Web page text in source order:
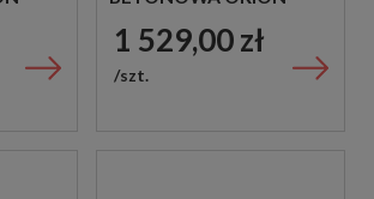
1 529,00 zł
szt.